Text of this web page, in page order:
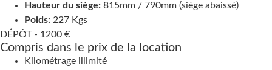
Hauteur du siège: 815mm / 790mm (siège abaissé)
Poids: 227 Kgs
DÉPÔT - 1200 €
Compris dans le prix de la location
Kilométrage illimité